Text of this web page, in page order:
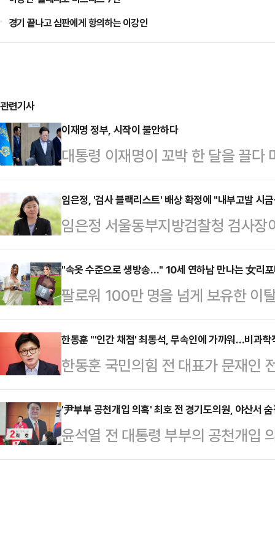
경기 끝나고 심판에게 항의하는 이강인
관련기사
이재명 정부, 시작이 불안하다
대통령 이재명이 꼬박 한 달을 끌다
카드 폐기는 사실은 아주 쉬운 결정
가사도우미나 배달원에게 행한 사
실의 가족이자 입법 작업 동료들을
를 요구했고, 자기가 부임하기로 된
원 해결을 압박하며 폭언과 예산
다.이러면 잘라내기가 하나도 어렵
철회가 정 야박했다…
임은정, '검사 블랙리스트' 배상 확정에 "내부고발 시
임은정 서울동부지방검찰청 검사
랙리스트'에 올라 불이익을 받았다
데 대해 "내부고발자에게 시금석이
따르면 임 지검장은 전날 사회관계
결 관련 기사를 올리며 "이 사건은
만, 권위주의적 조직문화에 경종을
하고 주저하는 모든 내부고발자에
검장은 "원고가 아니라 …
"속옷 수준으로 생방송…" 10세 연하남 만나는 女리
팔로워 100만 명을 넘게 보유한 이
나의 과한 노출 의상이 화제의 중
에 따르면 엘레오노라 인카르도나
스타디움에서 열린 PSG와 바이에
착용했다.공개된 사진에 따르면 인
트와 브라톱 차림(사진 왼쪽)으로
셜미디어(SNS)에 공유돼 화제를
태의 상의 차림은 과하…
한동훈 "'인간 채점' 최동석, 무속인에 가까워…비과학
한동훈 국민의힘 전 대표가 문재인
시장의 성추행 사건을 옹호하는 등
인사혁신처장이 지난달 발표한 '고
정도면 '무속인'에 가까운 것 아니
페이스북에 최 처장이 발표했던 '
'尹부부 공천개입 의혹' 최호 전 경기도의원, 야산서
윤석열 전 대통령 부부의 공천개입
호 전 경기도의원이 숨진 채 발견